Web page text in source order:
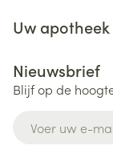
Uw apotheek
Nieuwsbrief
Blijf op de